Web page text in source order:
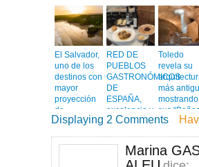
El Salvador,
uno de los
destinos con
mayor
proyección
de
Centroamérica
RED DE
PUEBLOS
GASTRONÓMICOS
DE
ESPAÑA,
excelencia y
calidad en
emocionante
Toledo
revela su
más
mostrando
sus
Mezquitas”
Displaying 2 Comments
Marina